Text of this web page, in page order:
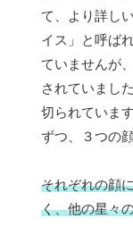
て、より詳し
イス」と呼ば
ていませんが
されていまし
切られていま
ずつ、３つの
それぞれの顔
く、他の星々